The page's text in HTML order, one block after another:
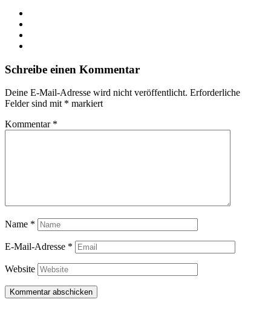
Schreibe einen Kommentar
Deine E-Mail-Adresse wird nicht veröffentlicht. Erforderliche
Felder sind mit * markiert
Kommentar *
Name *
E-Mail-Adresse *
Website